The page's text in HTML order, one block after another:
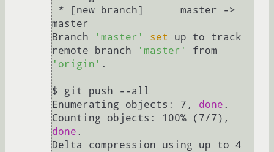
master
Branch
'master' set
up to track
remote branch
'master'
'origin' .
$ git push --all
Enumerating objects: 7, done .
done .
Delta compression using up to 4